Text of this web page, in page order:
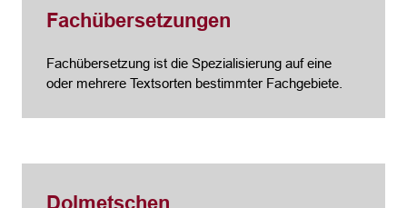
Fachübersetzungen
Fachübersetzung ist die Spezialisierung auf eine
oder mehrere Textsorten bestimmter Fachgebiete.
Dolmetschen